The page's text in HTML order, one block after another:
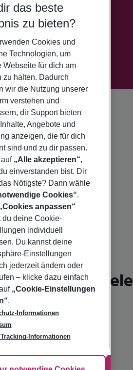
Reiseziele
das beste
zu bieten?
Cookies und
Technologien, um
Webseite für dich am
zu halten. Dadurch
wir die Nutzung unserer
verstehen und
dir Support bieten
Angebote und
anzeigen, die für dich
sind und zu dir passen.
„Alle akzeptieren“,
einverstanden bist. Dir
Nötigste? Dann wähle
Cookies“.
anpassen“
du deine Cookie-
individuell
Du kannst deine
Einstellungen
jederzeit ändern oder
– klicke dazu einfach
„Cookie-Einstellungen
.
Informationen
Informationen